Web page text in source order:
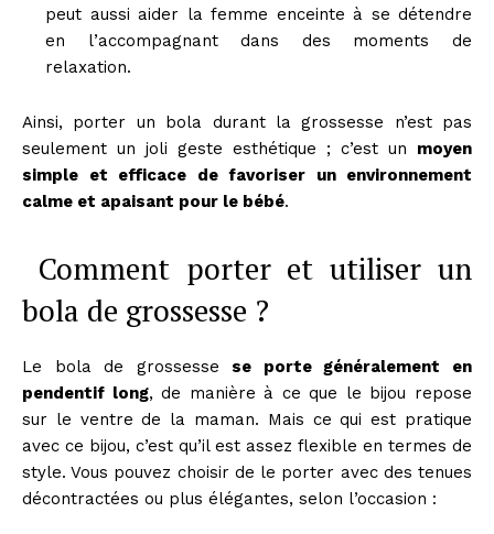
peut aussi aider la femme enceinte à se détendre
en l’accompagnant dans des moments de
relaxation.
Ainsi, porter un bola durant la grossesse n’est pas
seulement un joli geste esthétique ; c’est un moyen
simple et efficace de favoriser un environnement
calme et apaisant pour le bébé.
Comment porter et utiliser un
bola de grossesse ?
Le bola de grossesse se porte généralement en
pendentif long, de manière à ce que le bijou repose
sur le ventre de la maman. Mais ce qui est pratique
avec ce bijou, c’est qu’il est assez flexible en termes de
style. Vous pouvez choisir de le porter avec des tenues
décontractées ou plus élégantes, selon l’occasion :